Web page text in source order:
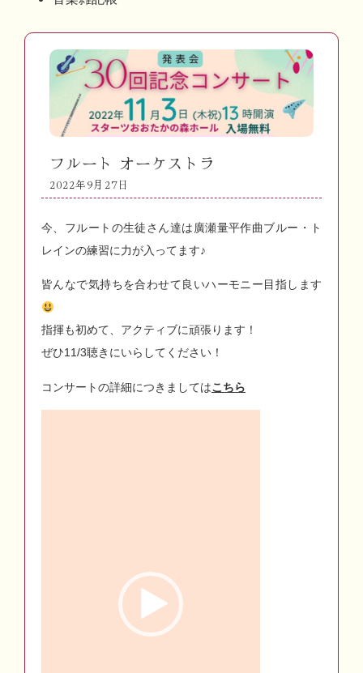
フルート オーケストラ
2022年9月27日
今、フルートの生徒さん達は廣瀬量平作曲ブルー・ト
レインの練習に力が入ってます♪
皆んなで気持ちを合わせて良いハーモニー目指します
指揮も初めて、アクティブに頑張ります！
ぜひ11/3聴きにいらしてください！
コンサートの詳細につきましてはこちら